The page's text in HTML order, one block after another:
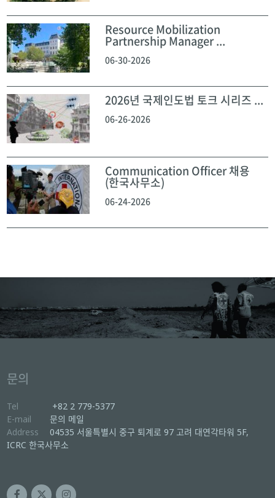
Resource Mobilization
Partnership Manager ...
06-30-2026
2026년 국제인도법 토크 시리즈 ...
06-26-2026
Communication Officer 채용
(한국사무소)
06-24-2026
문의
Tel
+82 2 779-5377
E-mail
문의 메일
Address
04535 서울특별시 중구 퇴계로 97 고려 대연각타워 5F,
ICRC 한국사무소